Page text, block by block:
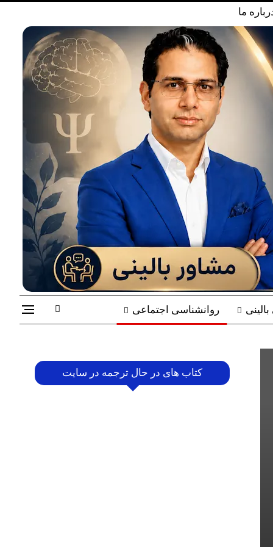
ما
روانشناسی اجتماعی
کتاب های در حال ترجمه در سایت